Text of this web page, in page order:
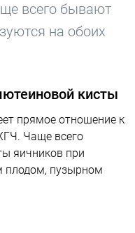
всего бывают
на обоих
кисты
прямое отношение к
Чаще всего
яичников при
плодом, пузырном